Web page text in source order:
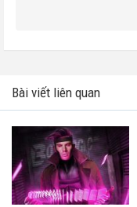
Bài viết liên quan